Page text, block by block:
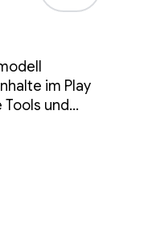
im Play
und